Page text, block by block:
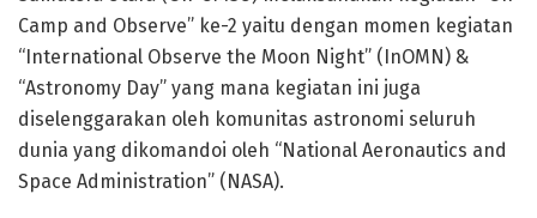
Camp and Observe” ke-2 yaitu dengan momen kegiatan
“International Observe the Moon Night” (InOMN) &
“Astronomy Day” yang mana kegiatan ini juga
diselenggarakan oleh komunitas astronomi seluruh
dunia yang dikomandoi oleh “National Aeronautics and
Space Administration” (NASA).